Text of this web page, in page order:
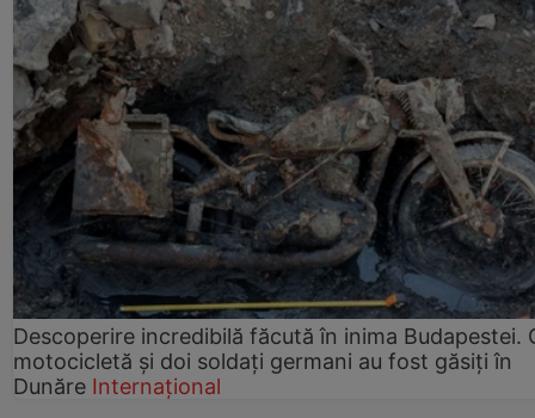
Descoperire incredibilă făcută în inima Budapestei.
motocicletă și doi soldați germani au fost găsiți în
Dunăre Internațional